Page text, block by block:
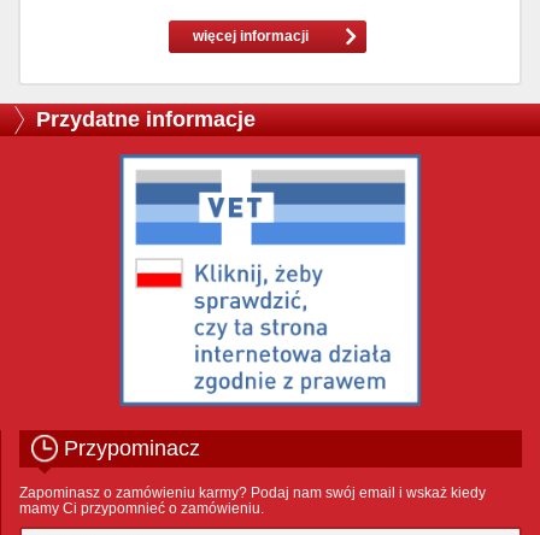
więcej informacji
Przydatne informacje
Przypominacz
Zapominasz o zamówieniu karmy? Podaj nam swój email i wskaż kiedy
mamy Ci przypomnieć o zamówieniu.